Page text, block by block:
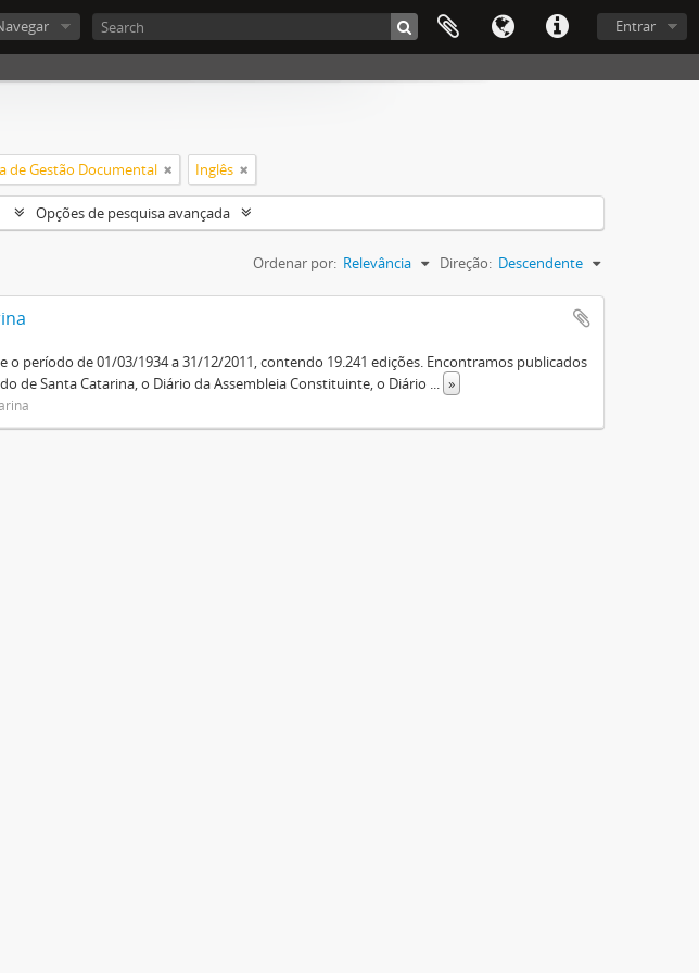
Entrar
de Gestão Documental Inglês
Opções de pesquisa avançada
Ordenar por: Relevância Direção: Descendente
o período de 01/03/1934 a 31/12/2011, contendo 19.241 edições. Encontramos publicados
de Santa Catarina, o Diário da Assembleia Constituinte, o Diário ... »